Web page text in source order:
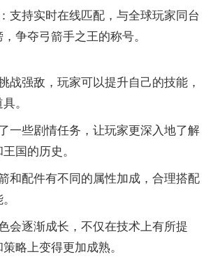
持实时在线匹配，与全球玩家同台
争夺弓箭手之王的称号。
强敌，玩家可以提升自己的技能，
。
些剧情任务，让玩家更深入地了解
国的历史。
配件有不同的属性加成，合理搭配
逐渐成长，不仅在技术上有所提
略上变得更加成熟。